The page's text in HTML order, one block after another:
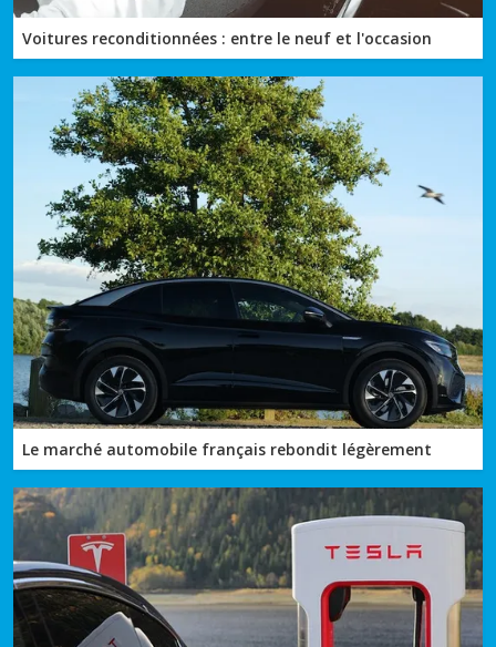
Voitures reconditionnées : entre le neuf et l'occasion
Le marché automobile français rebondit légèrement